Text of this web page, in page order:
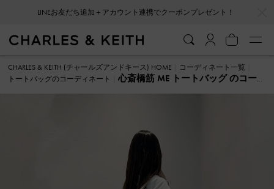
LINEお友だち追加＋アカウント連携でクーポンプレゼント！
CHARLES & KEITH (チャールズアンドキース) HOME
コーディネート一覧
トートバッグのコーディネート
心斎橋筋 ME トートバッグ のコー